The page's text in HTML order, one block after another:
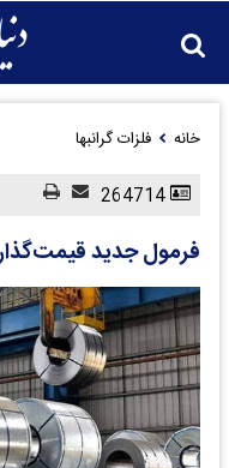
خانه فلزات گرانبها
فرمول جدید